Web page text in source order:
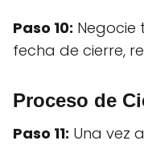
Paso 10: Negocie
fecha de cierre,
Proceso de
Paso 11: Una vez